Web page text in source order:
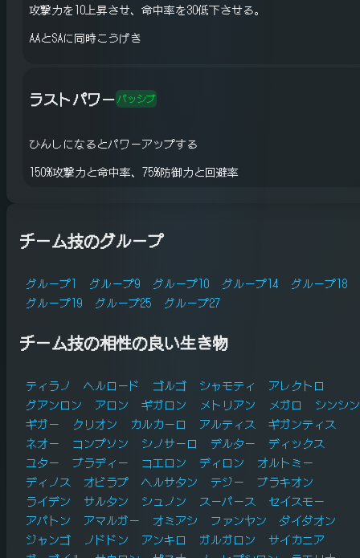
攻撃力を10上昇させ、命中率を30低下させる。
AAとSAに同時こうげき
ラストパワー パッシブ
ひんしになるとパワーアップする
150%攻撃力と命中率、75%防御力と回避率
チーム技のグループ
グループ1 グループ9 グループ10 グループ14
グループ18
グループ19
グループ25 グループ27
チーム技の相性の良い生き物
ティラノ ヘルロード ゴルゴ シャモティ
アレクトロ
グアンロン
アロン ギガロン メトリアン メガロ
シンシン
ギガー
クリオン カルカーロ アルティス
ギガンティス
ネオー
コンプソン シノサーロ デルター
ディックス
ユター
ブラディー コエロン ディロン
オルトミー
ディノス
オビラプ ヘルサタン テジー
ブラキオン
ライデン
サルタン シュノン スーパース
セイスモー
アパトン
アマルガー オミアシ ファンヤン
ダイダオン
ジャンゴ
ノドドン アンキロ ガルガロン
サイカニア